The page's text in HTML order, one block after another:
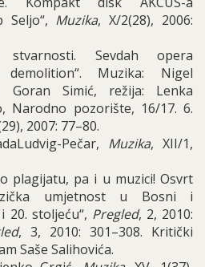
Seljo“, Muzika, X/2(28), 2006:
stvarnosti. Sevdah opera
Muzika: Nigel
Goran Simić, režija: Lenka
Narodno pozorište, 16/17. 6.
2007: 77–80.
-Pečar, Muzika, XII/1,
plagijatu, pa i u muzici! Osvrt
umjetnost u Bosni i
20. stoljeću“, Pregled, 2, 2010:
, 3, 2010: 301–308. Kritički
Saše Salihovića.